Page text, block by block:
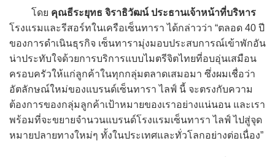
โดย คุณธีระยุทธ จิราธิวัฒน์ ประธานเจ้าหน้าที่บริหาร
โรงแรมและรีสอร์ทในเครือเซ็นทารา ได้กล่าวว่า “ตลอด 40 ปี
ของการดำเนินธุรกิจ เซ็นทารามุ่งมอบประสบการณ์เข้าพักอัน
น่าประทับใจด้วยการบริการแบบไมตรีจิตไทยที่อบอุ่นเสมือน
ครอบครัวให้แก่ลูกค้าในทุกกลุ่มตลาดเสมอมา ซึ่งผมเชื่อว่า
อัตลักษณ์ใหม่ของแบรนด์เซ็นทารา ไลฟ์ นี้ จะตรงกับความ
ต้องการของกลุ่มลูกค้าเป้าหมายของเราอย่างแน่นอน และเรา
พร้อมที่จะขยายจำนวนแบรนด์โรงแรมเซ็นทารา ไลฟ์ ไปสู่จุด
หมายปลายทางใหม่ๆ ทั้งในประเทศและทั่วโลกอย่างต่อเนื่อง”